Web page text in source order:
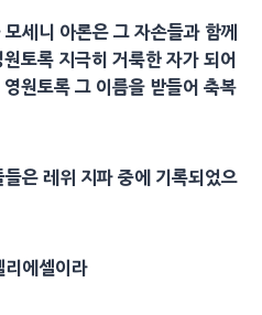
모세 니 아론은 그 자손들과 함께
토록 지극히 거룩한 자가 되어
영원토록 그 이름을 받들어 축복
들은 레위 지파중에 기록되었으
리에셀이라